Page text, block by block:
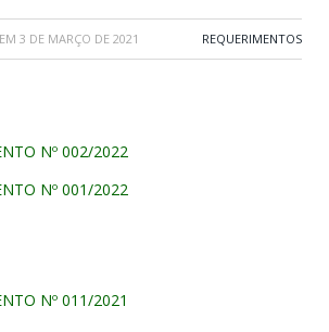
EM 3 DE MARÇO DE 2021 REQUERIMENTOS
Nº 002/2022
Nº 001/2022
Nº 011/2021